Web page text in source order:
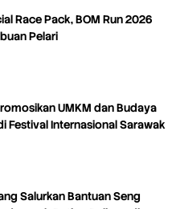
Race Pack, BOM Run 2026
Pelari
UMKM dan Budaya
Festival Internasional Sarawak
Salurkan Bantuan Seng